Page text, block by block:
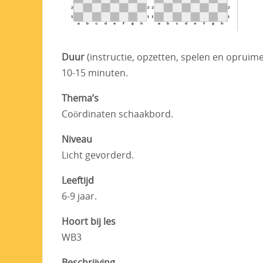
Duur(instructie, opzetten, spelen en
10-15 minuten.
Thema’s
Coördinaten schaakbord.
Niveau
Licht gevorderd.
Leeftijd
6-9 jaar.
Hoort bij les
WB3